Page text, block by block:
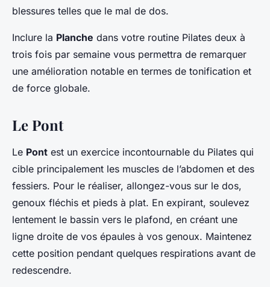
blessures telles que le mal de dos.
Inclure la Planche dans votre routine Pilates deux à
trois fois par semaine vous permettra de remarquer
une amélioration notable en termes de tonification et
de force globale.
Le Pont
Le Pont est un exercice incontournable du Pilates qui
cible principalement les muscles de l’abdomen et des
fessiers. Pour le réaliser, allongez-vous sur le dos,
genoux fléchis et pieds à plat. En expirant, soulevez
lentement le bassin vers le plafond, en créant une
ligne droite de vos épaules à vos genoux. Maintenez
cette position pendant quelques respirations avant de
redescendre.